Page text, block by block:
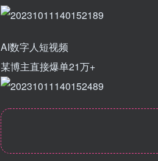
AI数字人短视频
某博主直接爆单21万+